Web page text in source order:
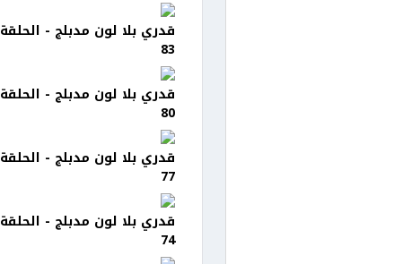
قدري بلا لون مدبلج - الحلقة
83
قدري بلا لون مدبلج - الحلقة
80
قدري بلا لون مدبلج - الحلقة
77
قدري بلا لون مدبلج - الحلقة
74